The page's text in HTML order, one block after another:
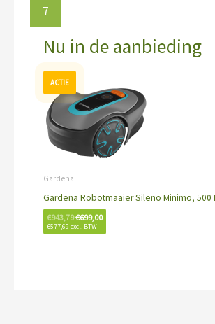
7
Nu in de aanbieding
Gardena
Gardena Robotmaaier Sileno Minimo, 500
€943,79
Oorspronkelijke
prijs
was:
€943,79.
€699,00
Huidige
prijs
is:
€699,00.
€577,69 excl. BTW